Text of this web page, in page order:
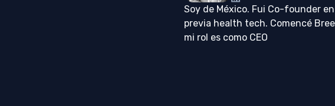
Soy de México. Fui Co-founder
previa health tech. Comencé
mi rol es como CEO